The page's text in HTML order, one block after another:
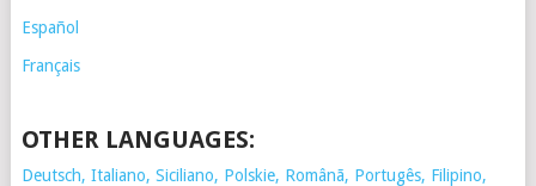
Español
Français
OTHER LANGUAGES:
Deutsch, Italiano, Siciliano, Polskie, Românã, Portugês, Filipino,